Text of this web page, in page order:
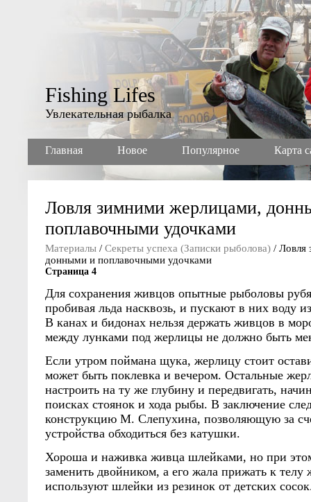
Fishing Lifes
Увлекательная рыбалка
Главная Новое Популярное Карта
Ловля зимними жерлицами,
поплавочными удочками
Материалы / Секреты успеха (Записки рыболова) / Ловля
донными и поплавочными удочками
Страница 4
Для сохранения живцов опытные рыболовы
пробивая льда насквозь, и пускают в них воду
В канах и бидонах нельзя держать живцов в
между лунками под жерлицы не должно быть
Если утром поймана щука, жерлицу стоит
может быть поклевка и вечером. Остальные
настроить на ту же глубину и передвигать,
поисках стоянок и хода рыбы. В заключение
конструкцию М. Слепухина, позволяющую за
устройства обходиться без катушки.
Хороша и наживка живца шлейками, но при
заменить двойником, а его жала прижать к
используют шлейки из резинок от детских